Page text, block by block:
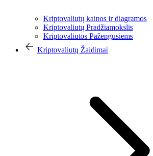
Kriptovaliutų kainos ir diagramos
Kriptovaliutų Pradžiamokslis
Kriptovaliutos Pažengusiems
Kriptovaliutų Žaidimai